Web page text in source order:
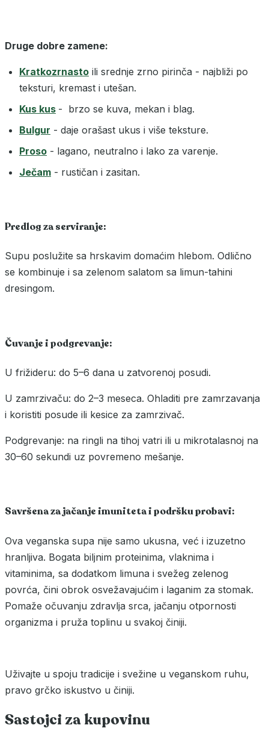
Druge dobre zamene:
Kratkozrnasto ili srednje zrno pirinča - najbliži po
teksturi, kremast i utešan.
Kus kus - brzo se kuva, mekan i blag.
Bulgur - daje orašast ukus i više teksture.
Proso - lagano, neutralno i lako za varenje.
Ječam - rustičan i zasitan.
Predlog za serviranje:
Supu poslužite sa hrskavim domaćim hlebom. Odlično
se kombinuje i sa zelenom salatom sa limun-tahini
dresingom.
Čuvanje i podgrevanje:
U frižideru: do 5–6 dana u zatvorenoj posudi.
U zamrzivaču: do 2–3 meseca. Ohladiti pre zamrzavanja
i koristiti posude ili kesice za zamrzivač.
Podgrevanje: na ringli na tihoj vatri ili u mikrotalasnoj na
30–60 sekundi uz povremeno mešanje.
Savršena za jačanje imuniteta i podršku probavi:
Ova veganska supa nije samo ukusna, već i izuzetno
hranljiva. Bogata biljnim proteinima, vlaknima i
vitaminima, sa dodatkom limuna i svežeg zelenog
povrća, čini obrok osvežavajućim i laganim za stomak.
Pomaže očuvanju zdravlja srca, jačanju otpornosti
organizma i pruža toplinu u svakoj činiji.
Uživajte u spoju tradicije i svežine u veganskom ruhu,
pravo grčko iskustvo u činiji.
Sastojci za kupovinu